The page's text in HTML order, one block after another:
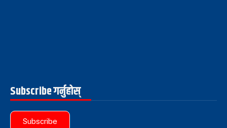
Subscribe गर्नुहोस्
Subscribe